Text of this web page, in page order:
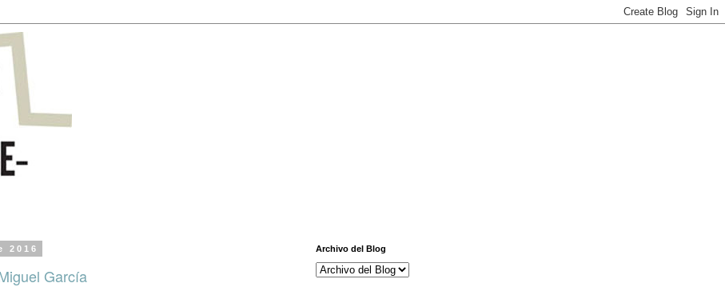
2016
García
Archivo del Blog